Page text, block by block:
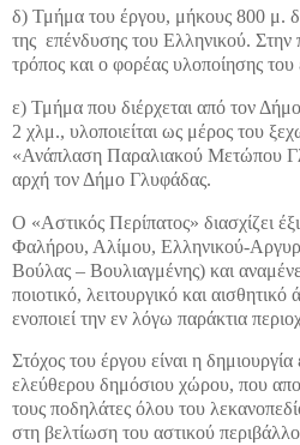
δ) Τμήμα του έργου, μήκους 800 μ.
της επένδυσης του Ελληνικού. Στην
τρόπος και ο φορέας υλοποίησης
ε) Τμήμα που διέρχεται από τον
2 χλμ., υλοποιείται ως μέρος του
«Ανάπλαση Παραλιακού Μετώπου
αρχή τον Δήμο Γλυφάδας.
Ο «Αστικός Περίπατος» διασχίζει
Φαλήρου, Αλίμου, Ελληνικού-
Βούλας – Βουλιαγμένης) και
ποιοτικό, λειτουργικό και αισθητικό
ενοποιεί την εν λόγω παράκτια
Στόχος του έργου είναι η
ελεύθερου δημόσιου χώρου, που
τους ποδηλάτες όλου του
στη βελτίωση του αστικού